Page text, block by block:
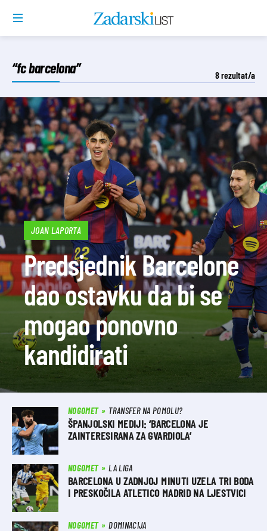
“fc barcelona” 8rezultat/a
JOAN LAPORTA
Predsjednik Barcelone
dao ostavku da bi se
mogao ponovno
kandidirati
NOGOMET TRANSFER NA POMOLU?
ŠPANJOLSKI MEDIJI: ‘BARCELONA JE
ZAINTERESIRANA ZA GVARDIOLA’
NOGOMET LA LIGA
BARCELONA U ZADNJOJ MINUTI UZELA TRI BODA
I PRESKOČILA ATLETICO MADRID NA LJESTVICI
NOGOMET DOMINACIJA